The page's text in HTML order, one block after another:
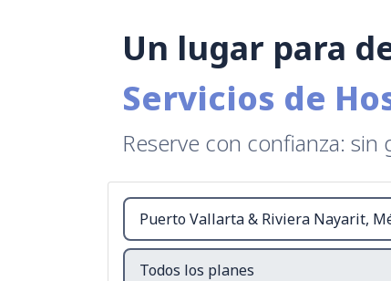
Un lugar para
Servicios de
Reserve con confianza: